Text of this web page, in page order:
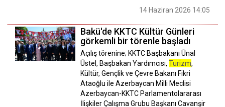
14 Haziran 2026 14:05
Bakü'de KKTC Kültür Günleri
görkemli bir törenle başladı
Açılış törenine; KKTC Başbakanı Ünal
Üstel, Başbakan Yardımcısı, Turizm,
Kültür, Gençlik ve Çevre Bakanı Fikri
Ataoğlu ile Azerbaycan Milli Meclisi
Azerbaycan-KKTC Parlamentolararası
İlişkiler Çalışma Grubu Başkanı Cavanşir